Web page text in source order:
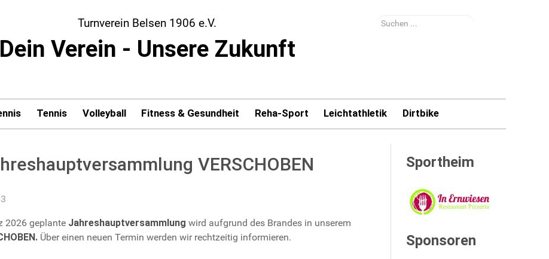
Turnverein Belsen 1906 e.V.
Dein Verein - Unsere Zukunft
Suchen
Tennis Volleyball Fitness & Gesundheit Reha-Sport Leichtathletik Dirtbike
VERSCHOBEN
2026 geplante Jahreshauptversammlung wird aufgrund des Brandes in unserem
Über einen neuen Termin werden wir rechtzeitig informieren.
Sportheim
Sponsoren